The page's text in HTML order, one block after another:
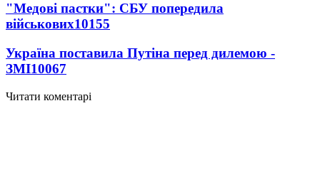
"Медові пастки": СБУ попередила
військових10155
Україна поставила Путіна перед дилемою -
ЗМІ10067
Читати коментарі